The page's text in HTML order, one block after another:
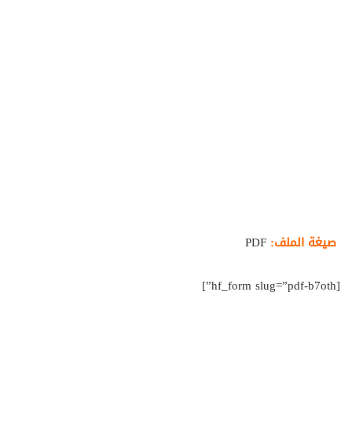
صيغة الملف:
[hf_form slug=”pdf-b7oth”]